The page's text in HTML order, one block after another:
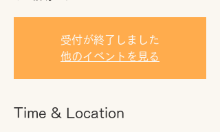
受付が終了しました
他のイベントを見る
Time & Location